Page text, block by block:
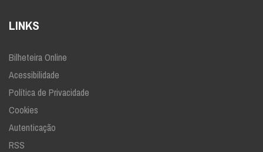
LINKS
Bilheteira Online
Acessibilidade
Política de Privacidade
Cookies
Autenticação
RSS